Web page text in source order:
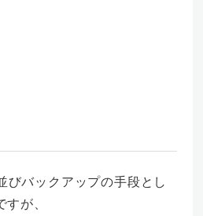
びバックアップの手段とし
が、